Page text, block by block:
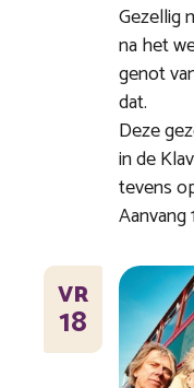
Gezellig
na het
genot
dat.
Deze
in de
tevens
VR
18